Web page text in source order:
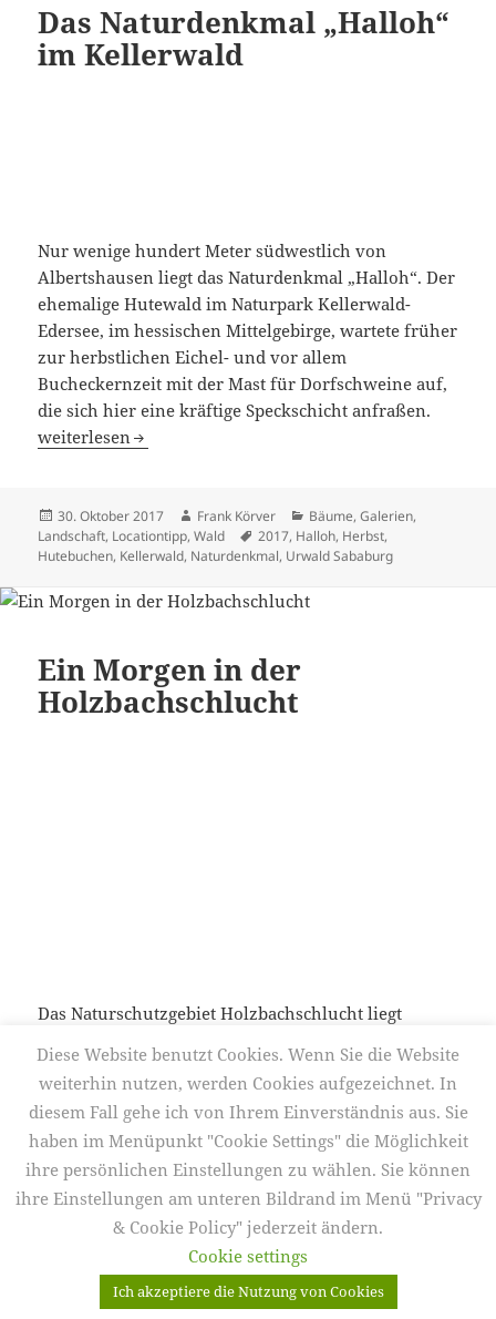
Das Naturdenkmal „Halloh“
im Kellerwald
Nur wenige hundert Meter südwestlich von
Albertshausen liegt das Naturdenkmal „Halloh“. Der
ehemalige Hutewald im Naturpark Kellerwald-
Edersee, im hessischen Mittelgebirge, wartete früher
zur herbstlichen Eichel- und vor allem
Bucheckernzeit mit der Mast für Dorfschweine auf,
die sich hier eine kräftige Speckschicht anfraßen.
Das Naturdenkmal „Halloh“ im Kellerwald
weiterlesen
Veröffentlicht
am
30. Oktober 2017 Autor
Frank Körver Kategorien
Bäume,Galerien,
Landschaft, Locationtipp,Wald Schlagwörter
2017, Halloh, Herbst,
Hutebuchen, Kellerwald, Naturdenkmal, Urwald Sababurg
Ein Morgen in der
Holzbachschlucht
Das Naturschutzgebiet Holzbachschlucht liegt
Ortschaften Seck und Gemünden. Am besten ist die
Schlucht über den nördlichen Zugang am Hofgut
Dapprich zu erreichen. Ein Morgen in der
weiterlesen
Veröffentlicht
10. September 2017 Autor
Frank Körver Kategorien
Bachfotografie,
Landschaft ,Locationtipp Schlagwörter
2017 , Bachfotografie
Galerien,Holzbachschlucht,NSG
Datenschutzerklärung Mit Stolz präsentiert von WordPress
Diese Website benutzt Cookies. Wenn Sie die Website
weiterhin nutzen, werden Cookies aufgezeichnet. In
diesem Fall gehe ich von Ihrem Einverständnis aus. Sie
haben im Menüpunkt "Cookie Settings" die Möglichkeit
ihre persönlichen Einstellungen zu wählen. Sie können
ihre Einstellungen am unteren Bildrand im Menü "Privacy
& Cookie Policy" jederzeit ändern.
Cookie settings
Ich akzeptiere die Nutzung von Cookies